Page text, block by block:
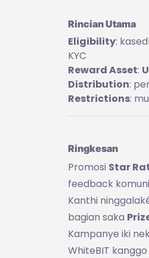
Rincian Utama
Eligibility:
KYC
Reward Asset:
Distribution:
Restrictions:
Ringkesan
Promosi Star
feedback
Kanthi
bagian saka
Kampanye iki
WhiteBIT